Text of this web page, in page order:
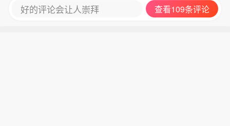
好的评论会让人崇拜 查看109条评论